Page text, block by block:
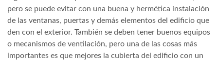
pero se puede evitar con una buena y hermética instalación
de las ventanas, puertas y demás elementos del edificio que
den con el exterior. También se deben tener buenos equipos
o mecanismos de ventilación, pero una de las cosas más
importantes es que mejores la cubierta del edificio con un